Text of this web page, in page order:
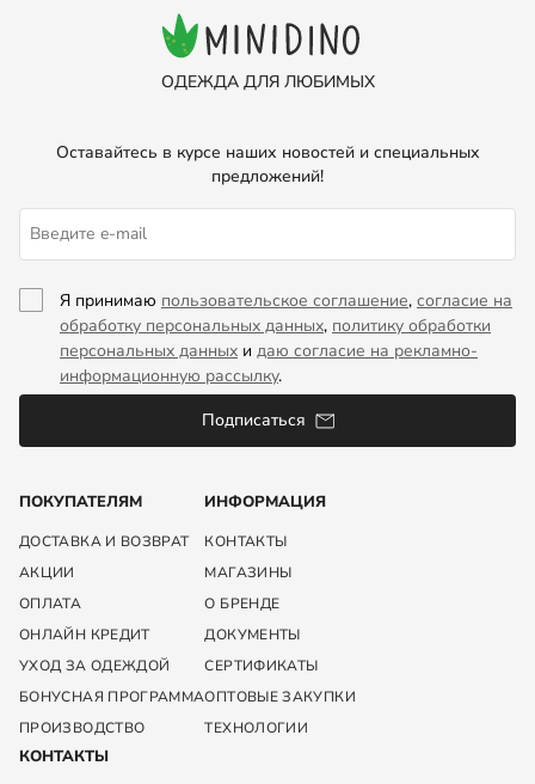
ОДЕЖДА ДЛЯ ЛЮБИМЫХ
ПОКУПАТЕЛЯМ
ДОСТАВКА И ВОЗВРАТ
АКЦИИ
ОПЛАТА
ОНЛАЙН КРЕДИТ
УХОД ЗА ОДЕЖДОЙ
БОНУСНАЯ ПРОГРАММА
ПРОИЗВОДСТВО
ИНФОРМАЦИЯ
КОНТАКТЫ
МАГАЗИНЫ
О БРЕНДЕ
ДОКУМЕНТЫ
СЕРТИФИКАТЫ
ОПТОВЫЕ ЗАКУПКИ
ТЕХНОЛОГИИ
КОНТАКТЫ
Оставайтесь в курсе наших новостей и специальных
предложений!
Я принимаю пользовательское соглашение, согласие на
обработку персональных данных, политику обработки
персональных данных и даю согласие на рекламно-
информационную рассылку.
Подписаться